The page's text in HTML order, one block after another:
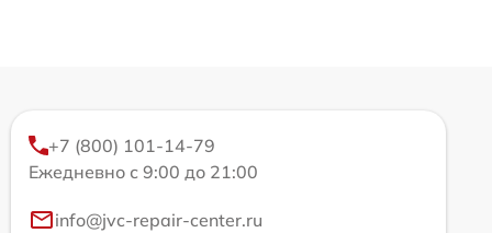
+7 (800) 101-14-79
Ежедневно с 9:00 до 21:00
info@jvc-repair-center.ru